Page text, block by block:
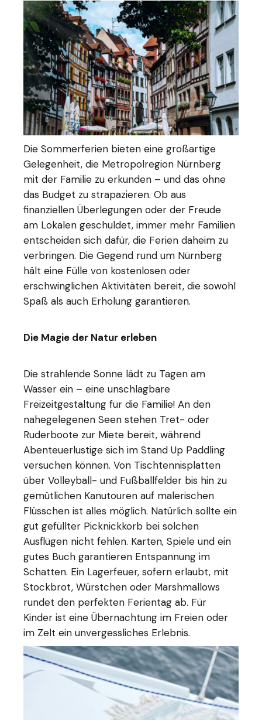
Die Sommerferien bieten eine großartige
Gelegenheit, die Metropolregion Nürnberg
mit der Familie zu erkunden – und das ohne
das Budget zu strapazieren. Ob aus
finanziellen Überlegungen oder der Freude
am Lokalen geschuldet, immer mehr Familien
entscheiden sich dafür, die Ferien daheim zu
verbringen. Die Gegend rund um Nürnberg
hält eine Fülle von kostenlosen oder
erschwinglichen Aktivitäten bereit, die sowohl
Spaß als auch Erholung garantieren.
Die Magie der Natur erleben
Die strahlende Sonne lädt zu Tagen am
Wasser ein – eine unschlagbare
Freizeitgestaltung für die Familie! An den
nahegelegenen Seen stehen Tret- oder
Ruderboote zur Miete bereit, während
Abenteuerlustige sich im Stand Up Paddling
versuchen können. Von Tischtennisplatten
über Volleyball- und Fußballfelder bis hin zu
gemütlichen Kanutouren auf malerischen
Flüsschen ist alles möglich. Natürlich sollte ein
gut gefüllter Picknickkorb bei solchen
Ausflügen nicht fehlen. Karten, Spiele und ein
gutes Buch garantieren Entspannung im
Schatten. Ein Lagerfeuer, sofern erlaubt, mit
Stockbrot, Würstchen oder Marshmallows
rundet den perfekten Ferientag ab. Für
Kinder ist eine Übernachtung im Freien oder
im Zelt ein unvergessliches Erlebnis.